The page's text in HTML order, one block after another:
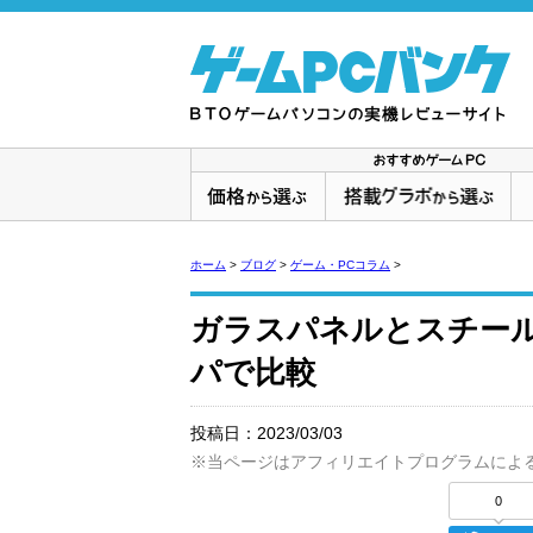
ホーム > ブログ > ゲーム・PCコラム >
ガラスパネルとスチー
パで比較
投稿日： 2023/03/03
※当ページはアフィリエイトプログラムによ
0